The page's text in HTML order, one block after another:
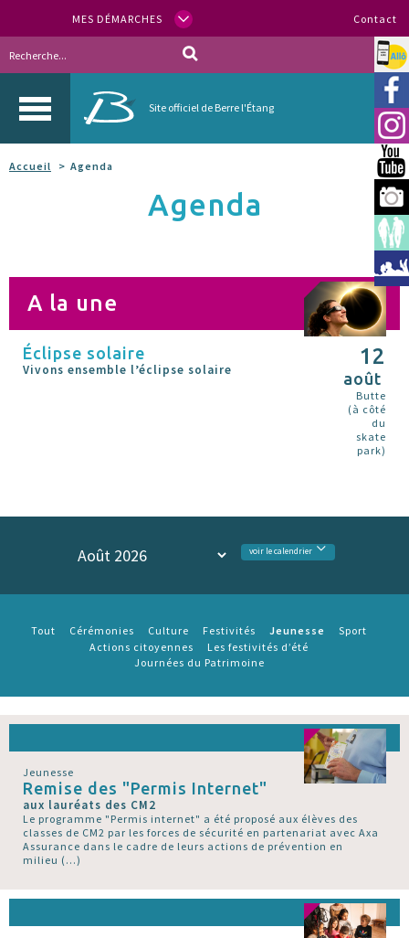
MES DÉMARCHES Contact
Site officiel de Berre l'Étang
Allo
Accueil Agenda
Agenda
A la une
Éclipse solaire
Vivons ensemble l’éclipse solaire
12
août
Butte
(à côté
du
skate
park)
voir le calendrier
Tout Cérémonies Culture Festivités Jeunesse
Sport
Actions citoyennes
Les festivités d’été
Journées du Patrimoine
Jeunesse
Remise des "Permis Internet"
aux lauréats des CM2
Le programme "Permis internet" a été proposé aux élèves des
classes de CM2 par les forces de sécurité en partenariat avec Axa
Assurance dans le cadre de leurs actions de prévention en
milieu (…)